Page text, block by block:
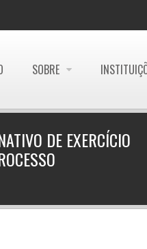
SOBRE
DE EXERCÍCIO